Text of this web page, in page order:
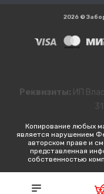
2026 ©
Реквизиты: ИП
Копирование любых
является нарушением
авторском праве и
представленная
собственностью